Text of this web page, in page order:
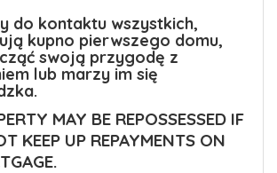
do kontaktu wszystkich,
kupno pierwszego domu,
swoją przygodę z
lub marzy im się
MAY BE REPOSSESSED IF
KEEP UP REPAYMENTS ON